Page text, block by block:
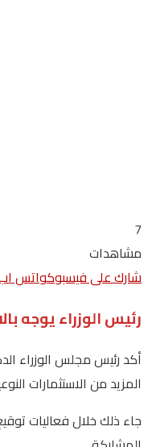
7
مشاهدات
شارك على فيسبوكواتس
رئيس الوزراء يوجه
أكد رئيس مجلس الوزراء
المزيد من الاستثمارات
جاء ذلك خلال فعاليات